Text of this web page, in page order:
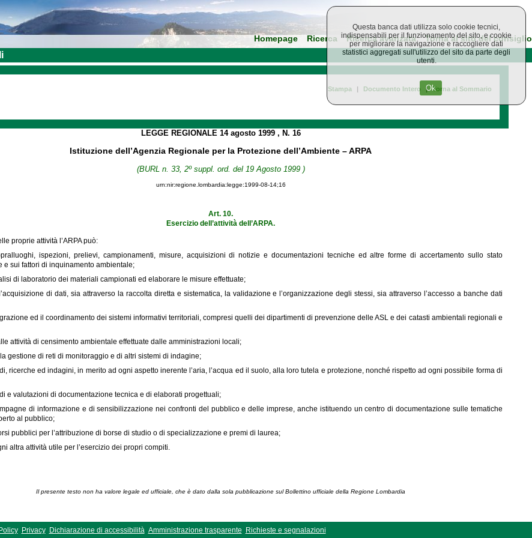
Homepage Ricerca Ricerca avanzata Torna al sito del consiglio
Stampa | Documento Intero | Torna al Sommario
LEGGE REGIONALE 14 agosto 1999 , N. 16
Istituzione dell’Agenzia Regionale per la Protezione dell’Ambiente – ARPA
(BURL n. 33, 2º suppl. ord. del 19 Agosto 1999 )
urn:nir:regione.lombardia:legge:1999-08-14;16
Art. 10.
Esercizio dell’attività dell’ARPA.
proprie attività l’ARPA può:
ispezioni, prelievi, campionamenti, misure, acquisizioni di notizie e documentazioni tecniche ed altre forme di accertamento sullo stato
e sui fattori di inquinamento ambientale;
di laboratorio dei materiali campionati ed elaborare le misure effettuate;
di dati, sia attraverso la raccolta diretta e sistematica, la validazione e l’organizzazione degli stessi, sia attraverso l’accesso a banche dati
ed il coordinamento dei sistemi informativi territoriali, compresi quelli dei dipartimenti di prevenzione delle ASL e dei catasti ambientali regionali e
attività di censimento ambientale effettuate dalle amministrazioni locali;
gestione di reti di monitoraggio e di altri sistemi di indagine;
ricerche ed indagini, in merito ad ogni aspetto inerente l’aria, l’acqua ed il suolo, alla loro tutela e protezione, nonché rispetto ad ogni possibile forma di
e valutazioni di documentazione tecnica e di elaborati progettuali;
di informazione e di sensibilizzazione nei confronti del pubblico e delle imprese, anche istituendo un centro di documentazione sulle tematiche
al pubblico;
pubblici per l’attribuzione di borse di studio o di specializzazione e premi di laurea;
altra attività utile per l’esercizio dei propri compiti.
Il presente testo non ha valore legale ed ufficiale, che è dato dalla sola pubblicazione sul Bollettino ufficiale della Regione Lombardia
Privacy Dichiarazione di accessibilità Amministrazione trasparente Richieste e segnalazioni
Questa banca dati utilizza solo cookie tecnici,
indispensabili per il funzionamento del sito, e cookie
per migliorare la navigazione e raccogliere dati
statistici aggregati sull'utilizzo del sito da parte degli
utenti.
Ok